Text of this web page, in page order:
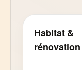
Habitat &
rénovation